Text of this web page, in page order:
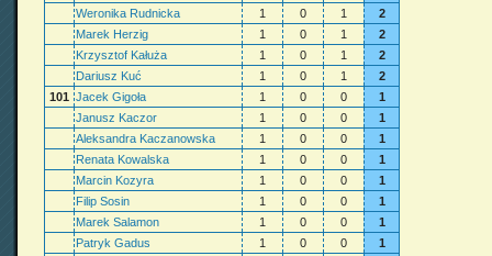
Weronika Rudnicka
1 0 1
2
Marek Herzig
1 0 1
2
Krzysztof Kałuża
1 0 1
2
Dariusz Kuć
1 0 1
2
101 Jacek Gigoła 1 0 0
1
Janusz Kaczor
1 0 0
1
Aleksandra Kaczanowska
1 0 0
1
Renata Kowalska
1 0 0
1
Marcin Kozyra
1 0 0
1
Filip Sosin
1 0 0
1
Marek Salamon
1 0 0
1
Patryk Gadus
1 0 0
1